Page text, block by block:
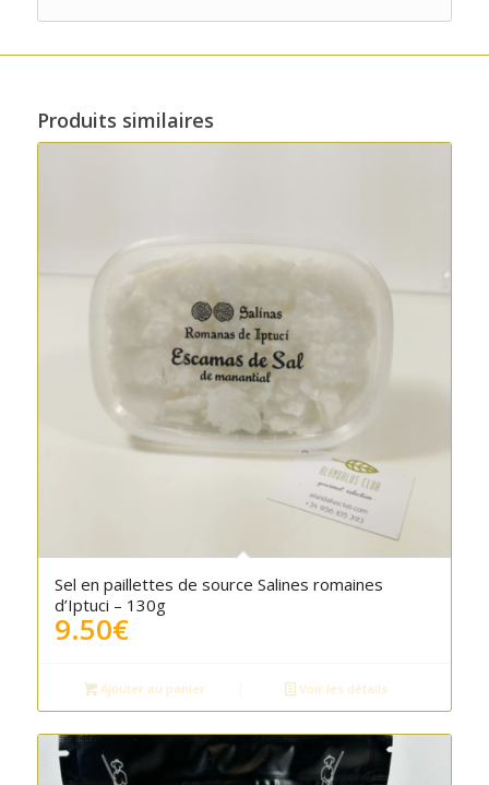
Produits similaires
Sel en paillettes de source Salines romaines
d’Iptuci – 130g
9.50€
Ajouter au panier Voir les détails